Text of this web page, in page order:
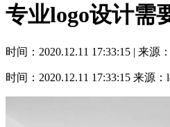
专业logo设计需
时间：2020.12.11 17:33:15 | 来源
时间：2020.12.11 17:33:15 来源：